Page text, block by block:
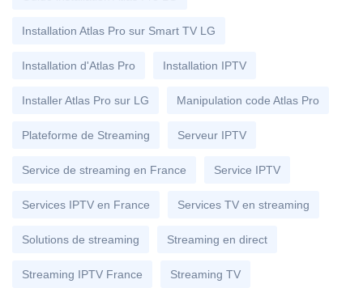
Installation Atlas Pro sur Smart TV LG
Installation d'Atlas Pro Installation IPTV
Installer Atlas Pro sur LG Manipulation code Atlas Pro
Plateforme de Streaming Serveur IPTV
Service de streaming en France Service IPTV
Services IPTV en France Services TV en streaming
Solutions de streaming Streaming en direct
Streaming IPTV France Streaming TV